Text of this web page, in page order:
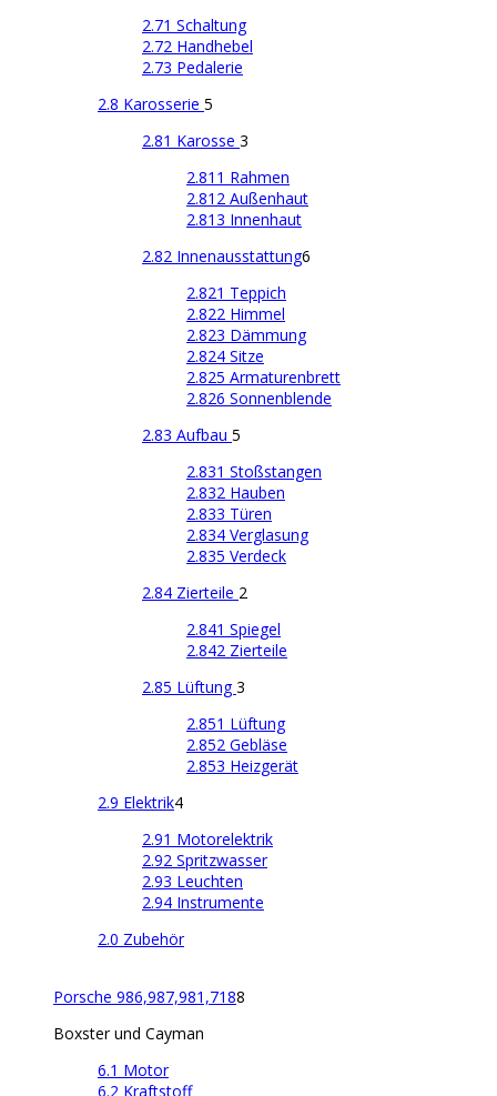
2.71 Schaltung
2.72 Handhebel
2.73 Pedalerie
2.8 Karosserie 5
2.81 Karosse 3
2.811 Rahmen
2.812 Außenhaut
2.813 Innenhaut
2.82 Innenausstattung6
2.821 Teppich
2.822 Himmel
2.823 Dämmung
2.824 Sitze
2.825 Armaturenbrett
2.826 Sonnenblende
2.83 Aufbau 5
2.831 Stoßstangen
2.832 Hauben
2.833 Türen
2.834 Verglasung
2.835 Verdeck
2.84 Zierteile 2
2.841 Spiegel
2.842 Zierteile
2.85 Lüftung3
2.851 Lüftung
2.852 Gebläse
2.853 Heizgerät
2.9 Elektrik4
2.91 Motorelektrik
2.92 Spritzwasser
2.93 Leuchten
2.94 Instrumente
2.0 Zubehör
Porsche 986,987,981,7188
Boxster und Cayman
6.1 Motor
6.2 Kraftstoff